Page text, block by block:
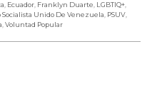
, Ecuador, Franklyn Duarte, LGBTIQ+,
Socialista Unido De Venezuela, PSUV,
,Voluntad Popular